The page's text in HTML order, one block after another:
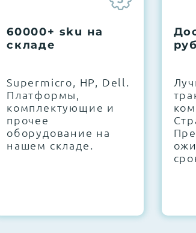
60000+ sku на
складе
Supermicro, HP, Dell.
Платформы,
комплектующие и
прочее
оборудование на
нашем складе.